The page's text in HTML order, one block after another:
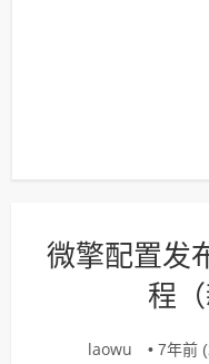
微擎配置发
程（
laowu • 7年前